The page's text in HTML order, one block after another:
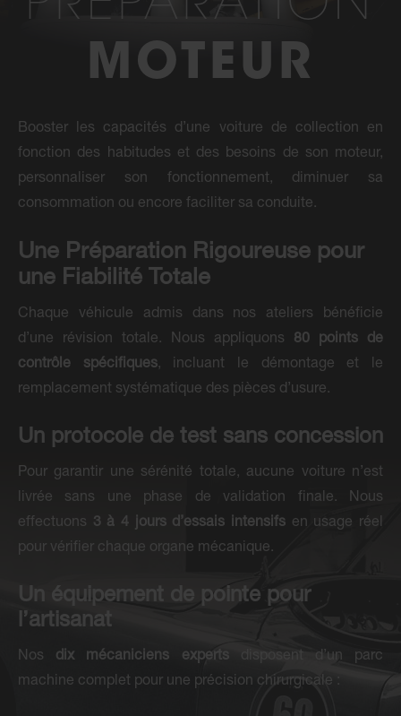
MOTEUR
Booster les capacités d’une voiture de collection en
fonction des habitudes et des besoins de son moteur,
personnaliser son fonctionnement, diminuer sa
consommation ou encore faciliter sa conduite.
Une Préparation Rigoureuse pour
une Fiabilité Totale
Chaque véhicule admis dans nos ateliers bénéficie
d’une révision totale. Nous appliquons 80 points de
contrôle spécifiques, incluant le démontage et le
remplacement systématique des pièces d’usure.
Un protocole de test sans concession
Pour garantir une sérénité totale, aucune voiture n’est
livrée sans une phase de validation finale. Nous
effectuons 3 à 4 jours d’essais intensifs en usage réel
pour vérifier chaque organe mécanique.
Un équipement de pointe pour
l’artisanat
Nos dix mécaniciens experts
disposent d’un parc
machine complet pour une précision chirurgicale :